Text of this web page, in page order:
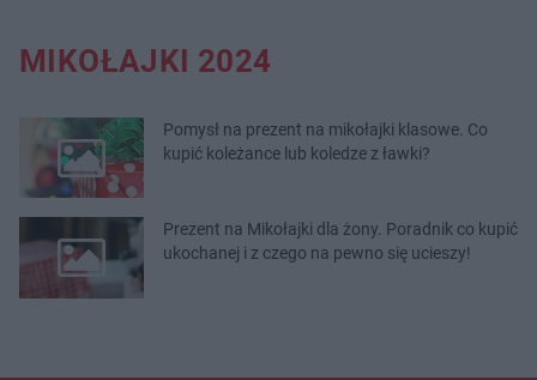
MIKOŁAJKI 2024
Pomysł na prezent na mikołajki klasowe. Co
kupić koleżance lub koledze z ławki?
Prezent na Mikołajki dla żony. Poradnik co kupić
ukochanej i z czego na pewno się ucieszy!